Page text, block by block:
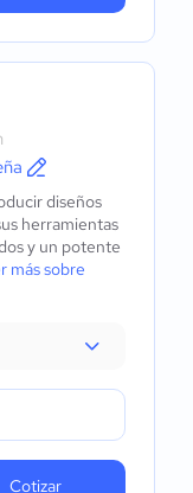
diseños
herramientas
y un potente
más sobre
Cotizar